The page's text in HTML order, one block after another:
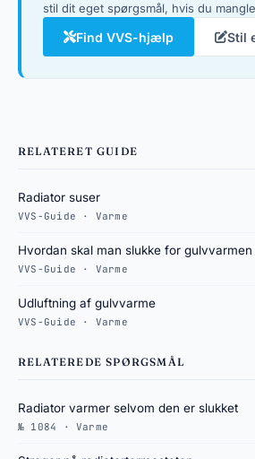
stil dit eget spørgsmål, hvis du
Find VVS-hjælp Stil
RELATERET GUIDE
Radiator suser
VVS-Guide · Varme
Hvordan skal man slukke for gulvvarmen
VVS-Guide · Varme
Udluftning af gulvvarme
VVS-Guide · Varme
RELATEREDE SPØRGSMÅL
Radiator varmer selvom den er slukket
№ 1084 · Varme